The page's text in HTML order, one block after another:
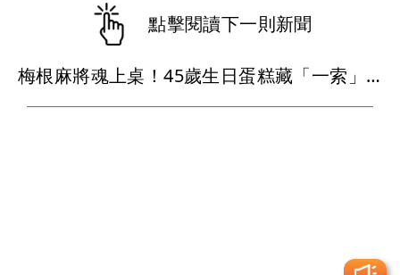
點擊閱讀下一則新聞
梅根麻將魂上桌！45歲生日蛋糕藏「一索」巧思